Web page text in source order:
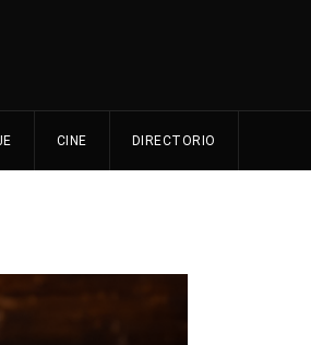
CINE DIRECTORIO